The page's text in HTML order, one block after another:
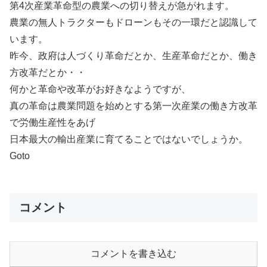
第4次産業革命型の農業への切り替えが急がれます。
農業の無人トラクターもドローンもその一環だと認識して
います。
昨今、政府は人づくり革命だとか、生産革命だとか、働き
方改革だとか・・
何かと革命や改革がお好きなようですが、
真の革命は農業問題を始めとする第一次産業の働き方改革
で労働生産性をあげ
日本最大の輸出産業に育てることではないでしょうか。
Goto
コメント
コメントを書き込む